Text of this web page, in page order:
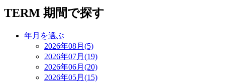
TERM 期間で探す
年月を選ぶ
2026年08月(5)
2026年07月(19)
2026年06月(20)
2026年05月(15)